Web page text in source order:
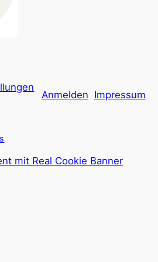
Anmelden Impressum
mit Real Cookie Banner